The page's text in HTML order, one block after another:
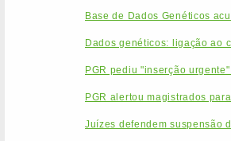
Base de Dados Genéticos
Dados genéticos: ligação ao
PGR pediu "inserção
PGR alertou magistrados
Juízes defendem suspensão